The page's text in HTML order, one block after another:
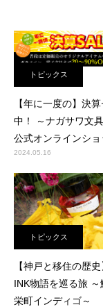
トピックス
【年に一度の】決
中！ ～ナガサワ文
公式オンラインショ
2024.05.16
トピックス
【神戸と移住の歴
INK物語を巡る旅 ～
栄町インディゴ～